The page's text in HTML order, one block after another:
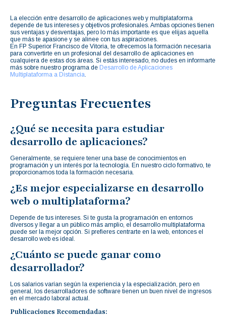
La elección entre desarrollo de aplicaciones web y multiplataforma
depende de tus intereses y objetivos profesionales. Ambas opciones tienen
sus ventajas y desventajas, pero lo más importante es que elijas aquella
que más te apasione y se alinee con tus aspiraciones.
En FP Superior Francisco de Vitoria, te ofrecemos la formación necesaria
para convertirte en un profesional del desarrollo de aplicaciones en
cualquiera de estas dos áreas. Si estás interesado, no dudes en informarte
más sobre nuestro programa de Desarrollo de Aplicaciones
Multiplataforma a Distancia.
Preguntas Frecuentes
¿Qué se necesita para estudiar
desarrollo de aplicaciones?
Generalmente, se requiere tener una base de conocimientos en
programación y un interés por la tecnología. En nuestro ciclo formativo, te
proporcionamos toda la formación necesaria.
¿Es mejor especializarse en desarrollo
web o multiplataforma?
Depende de tus intereses. Si te gusta la programación en entornos
diversos y llegar a un público más amplio, el desarrollo multiplataforma
puede ser la mejor opción. Si prefieres centrarte en la web, entonces el
desarrollo web es ideal.
¿Cuánto se puede ganar como
desarrollador?
Los salarios varían según la experiencia y la especialización, pero en
general, los desarrolladores de software tienen un buen nivel de ingresos
en el mercado laboral actual.
Publicaciones Recomendadas: